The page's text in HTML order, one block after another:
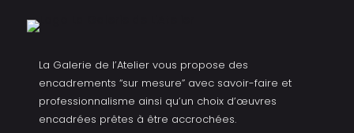
La Galerie de l’Atelier vous propose des
encadrements “sur mesure” avec savoir-faire et
professionnalisme ainsi qu’un choix d’œuvres
encadrées prêtes à être accrochées.